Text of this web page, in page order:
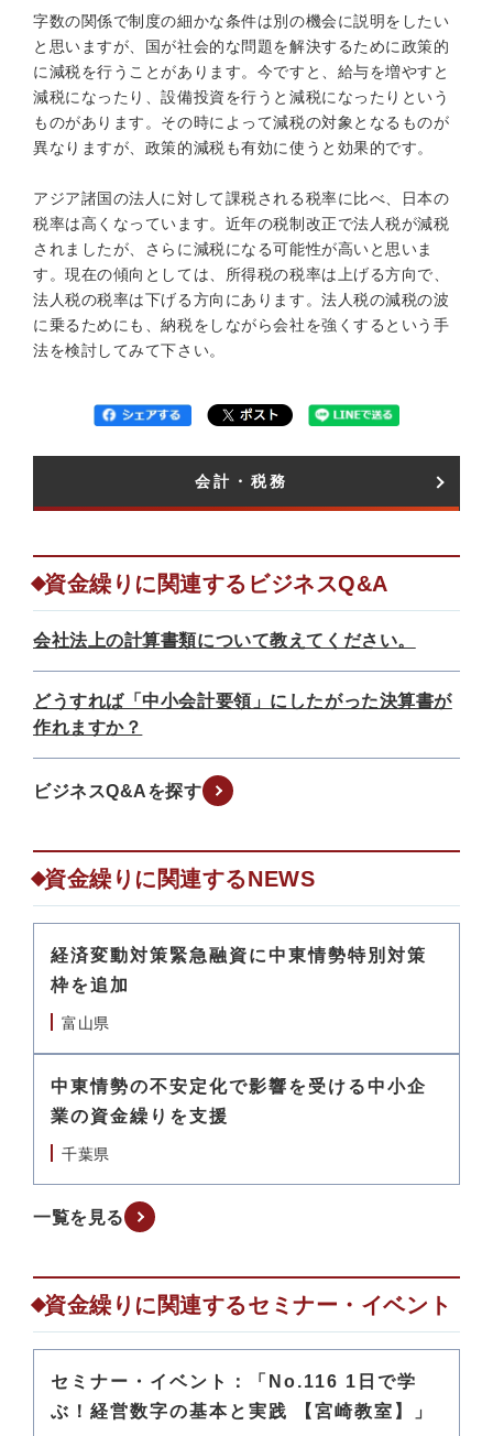
字数の関係で制度の細かな条件は別の機会に説明をしたい
と思いますが、国が社会的な問題を解決するために政策的
に減税を行うことがあります。今ですと、給与を増やすと
減税になったり、設備投資を行うと減税になったりという
ものがあります。その時によって減税の対象となるものが
異なりますが、政策的減税も有効に使うと効果的です。
アジア諸国の法人に対して課税される税率に比べ、日本の
税率は高くなっています。近年の税制改正で法人税が減税
されましたが、さらに減税になる可能性が高いと思いま
す。現在の傾向としては、所得税の税率は上げる方向で、
法人税の税率は下げる方向にあります。法人税の減税の波
に乗るためにも、納税をしながら会社を強くするという手
法を検討してみて下さい。
会計・税務​
資金繰りに関連するビジネスQ&A
会社法上の計算書類について教えてください。
どうすれば「中小会計要領」にしたがった決算書が
作れますか？
ビジネスQ&Aを探す
資金繰りに関連するNEWS
経済変動対策緊急融資に中東情勢特別対策
枠を追加
富山県
中東情勢の不安定化で影響を受ける中小企
業の資金繰りを支援
千葉県
一覧を見る
資金繰りに関連するセミナー・イベント
セミナー・イベント：「No.116 1日で学
ぶ！経営数字の基本と実践 【宮崎教室】」